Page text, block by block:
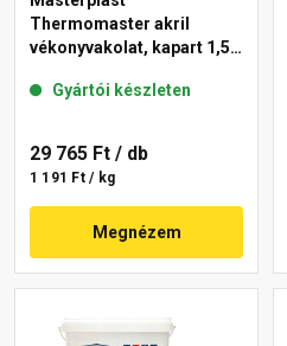
Thermomaster akril
vékonyvakolat, kapart 1,5
Gyártói készleten
29 765 Ft / db
1 191 Ft / kg
Megnézem